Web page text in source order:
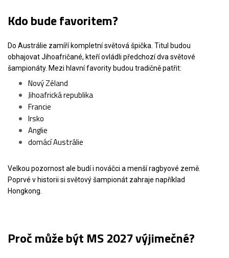
Kdo bude favoritem?
Do Austrálie zamíří kompletní světová špička. Titul budou
obhajovat Jihoafričané, kteří ovládli předchozí dva světové
šampionáty. Mezi hlavní favority budou tradičně patřit:
Nový Zéland
Jihoafrická republika
Francie
Irsko
Anglie
domácí Austrálie
Velkou pozornost ale budí i nováčci a menší ragbyové země.
Poprvé v historii si světový šampionát zahraje například
Hongkong.
Proč může být MS 2027 výjimečné?